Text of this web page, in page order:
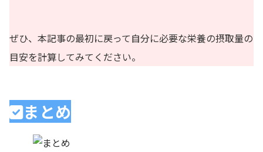
ぜひ、本記事の最初に戻って自分に必要な栄養の摂取量の
目安を計算してみてください。
まとめ